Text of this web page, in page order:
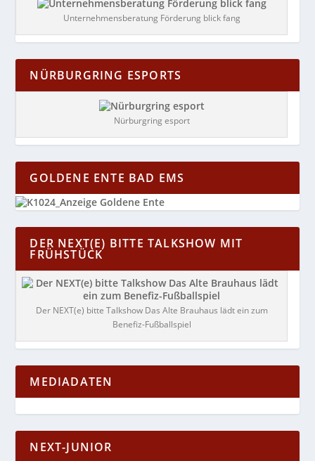
Unternehmensberatung Förderung blick fang
NÜRBURGRING ESPORTS
Nürburgring esport
GOLDENE ENTE BAD EMS
DER NEXT(E) BITTE TALKSHOW MIT
FRÜHSTÜCK
Der NEXT(e) bitte Talkshow Das Alte Brauhaus lädt ein zum
Benefiz-Fußballspiel
MEDIADATEN
NEXT-JUNIOR